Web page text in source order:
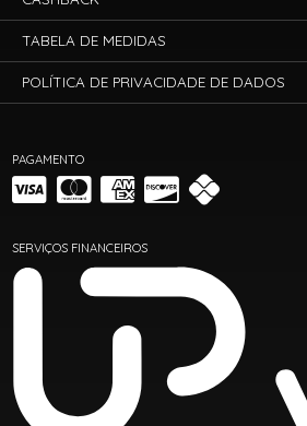
PAGAMENTO
SERVIÇOS FINANCEIROS
TABELA DE MEDIDAS
POLÍTICA DE PRIVACIDADE DE DADOS